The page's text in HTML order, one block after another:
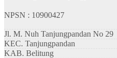
NPSN : 10900427
Jl. M. Nuh Tanjungpandan No 29
KEC. Tanjungpandan
KAB. Belitung